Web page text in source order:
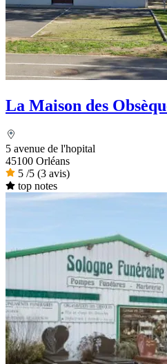
La Maison des
5 avenue de l'hopital
45100 Orléans
5 /5 (3 avis)
top notes